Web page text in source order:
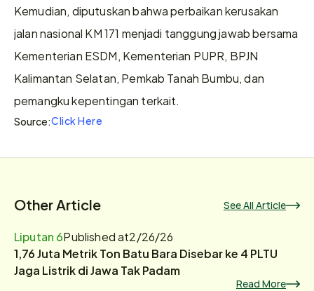
Kemudian, diputuskan bahwa perbaikan kerusakan
jalan nasional KM 171 menjadi tanggung jawab bersama
Kementerian ESDM, Kementerian PUPR, BPJN
Kalimantan Selatan, Pemkab Tanah Bumbu, dan
pemangku kepentingan terkait.
Source:Click Here
Other Article See All Article
Liputan 6Published at2/26/26
1,76 Juta Metrik Ton Batu Bara Disebar ke 4 PLTU
Jaga Listrik di Jawa Tak Padam
Read More